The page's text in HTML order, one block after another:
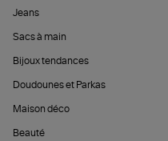
Jeans
Sacs à main
Bijoux tendances
Doudounes et Parkas
Maison déco
Beauté